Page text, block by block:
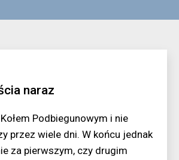
naraz
Podbiegunowym i nie
przez wiele dni. W końcu jednak
za pierwszym, czy drugim